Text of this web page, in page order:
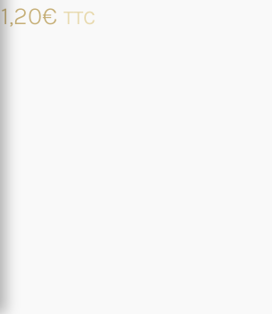
€ TTC